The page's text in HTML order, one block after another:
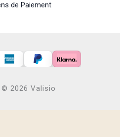
de Paiement
2026 Valisio